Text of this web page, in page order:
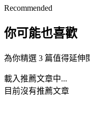
Recommended
你可能也喜歡
為你精選 3 篇值得延伸
載入推薦文章中...
目前沒有推薦文章